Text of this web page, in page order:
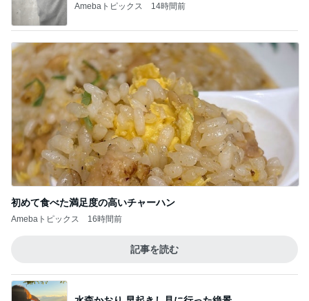
Amebaトピックス 14時間前
初めて食べた満足度の高いチャーハン
Amebaトピックス 16時間前
記事を読む